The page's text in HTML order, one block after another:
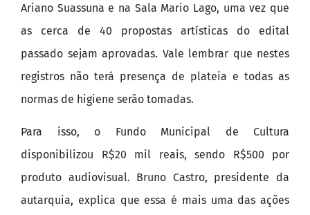
Ariano Suassuna e na Sala Mario Lago, uma vez que
as cerca de 40 propostas artísticas do edital
passado sejam aprovadas. Vale lembrar que nestes
registros não terá presença de plateia e todas as
normas de higiene serão tomadas.
Para isso, o Fundo Municipal de Cultura
disponibilizou R$20 mil reais, sendo R$500 por
produto audiovisual. Bruno Castro, presidente da
autarquia, explica que essa é mais uma das ações